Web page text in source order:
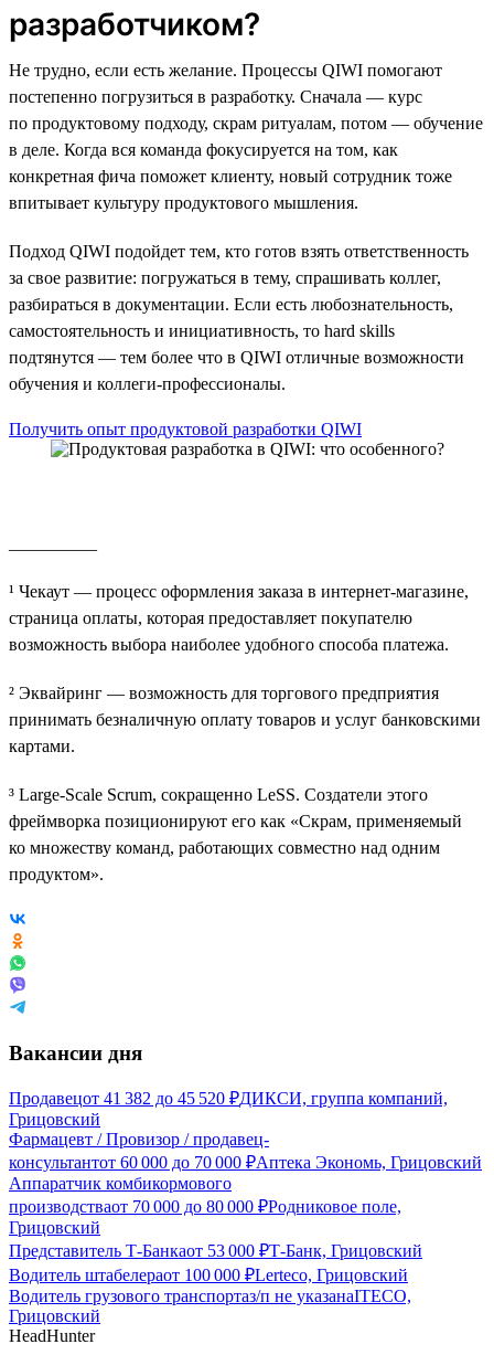
разработчиком?
Не трудно, если есть желание. Процессы QIWI помогают
постепенно погрузиться в разработку. Сначала — курс
по продуктовому подходу, скрам ритуалам, потом — обучение
в деле. Когда вся команда фокусируется на том, как
конкретная фича поможет клиенту, новый сотрудник тоже
впитывает культуру продуктового мышления.
Подход QIWI подойдет тем, кто готов взять ответственность
за свое развитие: погружаться в тему, спрашивать коллег,
разбираться в документации. Если есть любознательность,
самостоятельность и инициативность, то hard skills
подтянутся — тем более что в QIWI отличные возможности
обучения и коллеги-профессионалы.
Получить опыт продуктовой разработки QIWI
¹ Чекаут — процесс оформления заказа в интернет-магазине,
страница оплаты, которая предоставляет покупателю
возможность выбора наиболее удобного способа платежа.
² Эквайринг — возможность для торгового предприятия
принимать безналичную оплату товаров и услуг банковскими
картами.
³ Large-Scale Scrum, сокращенно LeSS. Создатели этого
фреймворка позиционируют его как «Скрам, применяемый
ко множеству команд, работающих совместно над одним
продуктом».
Вакансии дня
Продавецот 41 382 до 45 520 ₽ДИКСИ, группа компаний,
Грицовский
Фармацевт / Провизор / продавец-
консультантот 60 000 до 70 000 ₽Аптека Экономь, Грицовский
Аппаратчик комбикормового
производстваот 70 000 до 80 000 ₽Родниковое поле,
Грицовский
Представитель Т-Банкаот 53 000 ₽Т-Банк, Грицовский
Водитель штабелераот 100 000 ₽Lerteco, Грицовский
Водитель грузового транспортаз/п не указанаITECO,
Грицовский
HeadHunter